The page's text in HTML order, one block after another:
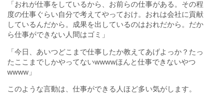
「おれが仕事をしているから、お前らの仕事がある。その程
度の仕事ぐらい自分で考えてやっておけ。おれは会社に貢献
しているんだから。成果を出しているのはおれだから。だか
ら仕事ができない人間はゴミ」
「今日、あいつどこまで仕事したか教えてあげよっか？たっ
たここまでしかやってないwwwwほんと仕事できないやつ
wwww」
このような言動は、仕事ができる人ほど多い気がします。